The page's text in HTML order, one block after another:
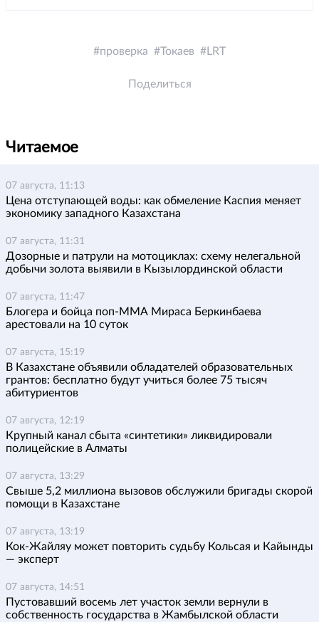
проверка Токаев LRT
Поделиться
Читаемое
07 августа, 11:13
Цена отступающей воды: как обмеление Каспия меняет
экономику западного Казахстана
07 августа, 11:31
Дозорные и патрули на мотоциклах: схему нелегальной
добычи золота выявили в Кызылординской области
07 августа, 11:47
Блогера и бойца поп-ММА Мираса Беркинбаева
арестовали на 10 суток
07 августа, 15:19
В Казахстане объявили обладателей образовательных
грантов: бесплатно будут учиться более 75 тысяч
абитуриентов
07 августа, 12:19
Крупный канал сбыта «синтетики» ликвидировали
полицейские в Алматы
07 августа, 13:29
Свыше 5,2 миллиона вызовов обслужили бригады скорой
помощи в Казахстане
07 августа, 13:19
Кок-Жайляу может повторить судьбу Кольсая и Кайынды
— эксперт
07 августа, 14:51
Пустовавший восемь лет участок земли вернули в
собственность государства в Жамбылской области